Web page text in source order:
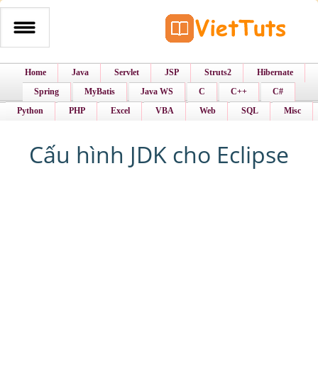
Home Java Servlet JSP Struts2
Hibernate
Spring
MyBatis Java WS C C++
C#
Python
PHP Excel VBA Web SQL Misc
Cấu hình JDK cho Eclipse